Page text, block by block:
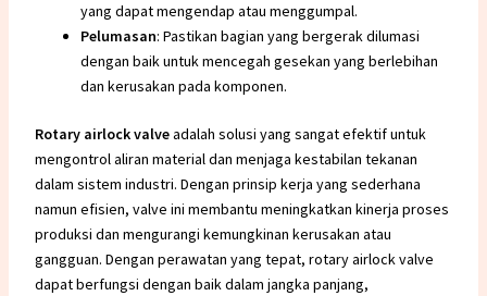
yang dapat mengendap atau menggumpal.
Pelumasan: Pastikan bagian yang bergerak dilumasi
dengan baik untuk mencegah gesekan yang berlebihan
dan kerusakan pada komponen.
Rotary airlock valveadalah solusi yang sangat efektif untuk
mengontrol aliran material dan menjaga kestabilan tekanan
dalam sistem industri. Dengan prinsip kerja yang sederhana
namun efisien, valve ini membantu meningkatkan kinerja proses
produksi dan mengurangi kemungkinan kerusakan atau
gangguan. Dengan perawatan yang tepat, rotary airlock valve
dapat berfungsi dengan baik dalam jangka panjang,